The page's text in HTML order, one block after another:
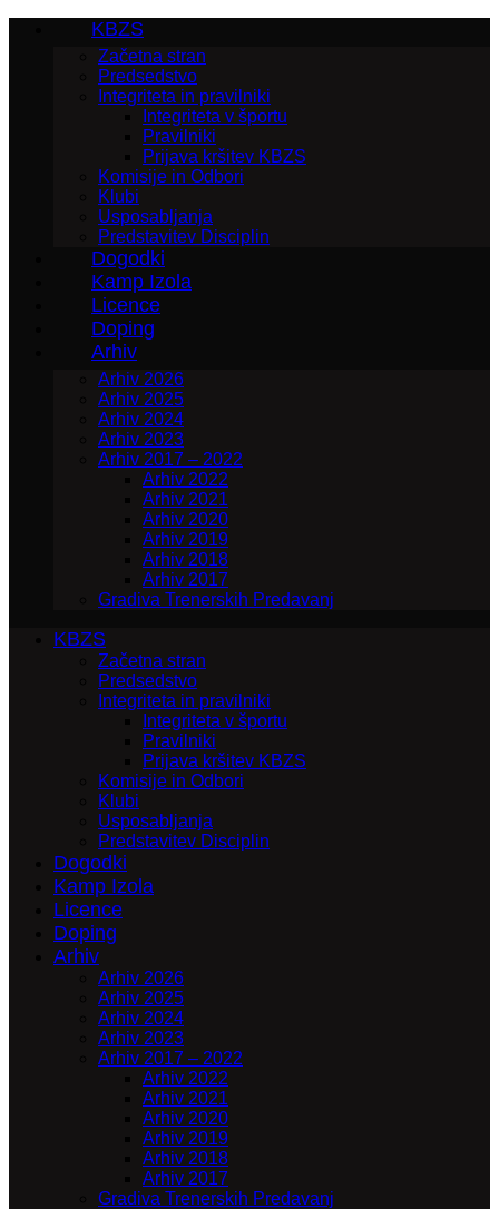
KBZS
Začetna stran
Predsedstvo
Integriteta in pravilniki
Integriteta v športu
Pravilniki
Prijava kršitev KBZS
Komisije in Odbori
Klubi
Usposabljanja
Predstavitev Disciplin
Dogodki
Kamp Izola
Licence
Doping
Arhiv
Arhiv 2026
Arhiv 2025
Arhiv 2024
Arhiv 2023
Arhiv 2017 – 2022
Arhiv 2022
Arhiv 2021
Arhiv 2020
Arhiv 2019
Arhiv 2018
Arhiv 2017
Gradiva Trenerskih Predavanj
KBZS
Začetna stran
Predsedstvo
Integriteta in pravilniki
Integriteta v športu
Pravilniki
Prijava kršitev KBZS
Komisije in Odbori
Klubi
Usposabljanja
Predstavitev Disciplin
Dogodki
Kamp Izola
Licence
Doping
Arhiv
Arhiv 2026
Arhiv 2025
Arhiv 2024
Arhiv 2023
Arhiv 2017 – 2022
Arhiv 2022
Arhiv 2021
Arhiv 2020
Arhiv 2019
Arhiv 2018
Arhiv 2017
Gradiva Trenerskih Predavanj